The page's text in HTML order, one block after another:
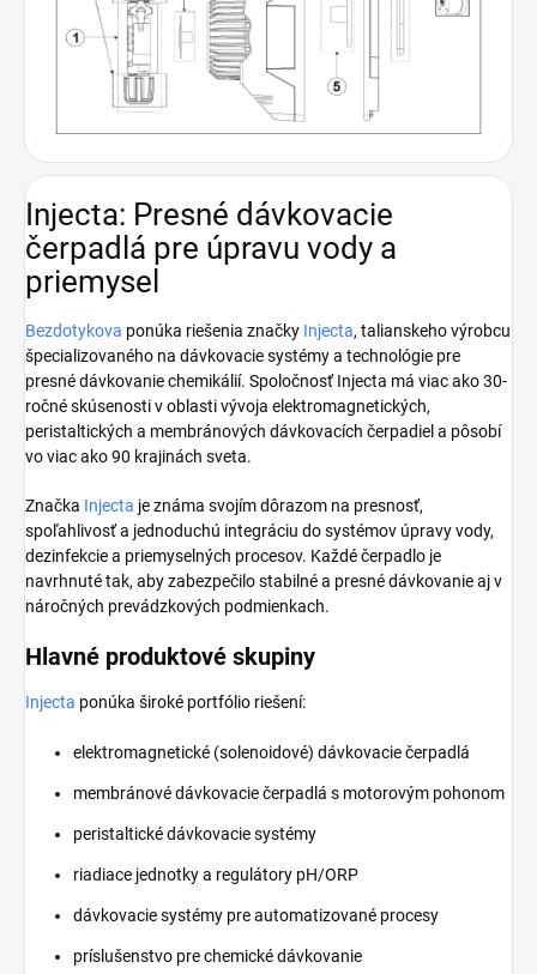
Injecta: Presné dávkovacie
čerpadlá pre úpravu vody a
priemysel
Bezdotykova ponúka riešenia značky Injecta, talianskeho výrobcu
špecializovaného na dávkovacie systémy a technológie pre
presné dávkovanie chemikálií. Spoločnosť Injecta má viac ako 30-
ročné skúsenosti v oblasti vývoja elektromagnetických,
peristaltických a membránových dávkovacích čerpadiel a pôsobí
vo viac ako 90 krajinách sveta.
Značka Injecta je známa svojím dôrazom na presnosť,
spoľahlivosť a jednoduchú integráciu do systémov úpravy vody,
dezinfekcie a priemyselných procesov. Každé čerpadlo je
navrhnuté tak, aby zabezpečilo stabilné a presné dávkovanie aj v
náročných prevádzkových podmienkach.
Hlavné produktové skupiny
Injecta ponúka široké portfólio riešení:
elektromagnetické (solenoidové) dávkovacie čerpadlá
membránové dávkovacie čerpadlá s motorovým pohonom
peristaltické dávkovacie systémy
riadiace jednotky a regulátory pH/ORP
dávkovacie systémy pre automatizované procesy
príslušenstvo pre chemické dávkovanie